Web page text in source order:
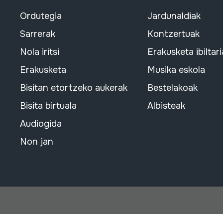
Ordutegia
Sarrerak
Nola iritsi
Erakusketa
Bisitan etortzeko aukerak
Bisita birtuala
Audiogida
Non jan
Jardunaldiak
Kontzertuak
Erakusketa
Musika eskola
Bestelakoak
Albisteak